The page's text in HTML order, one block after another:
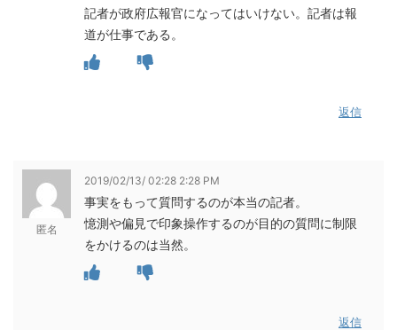
記者が政府広報官になってはいけない。記者は報
道が仕事である。
返信
匿名
2019/02/13/ 02:28 2:28 PM
事実をもって質問するのが本当の記者。
憶測や偏見で印象操作するのが目的の質問に制限
をかけるのは当然。
返信